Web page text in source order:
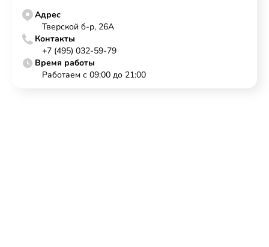
Адрес
Тверской б-р, 26А
Контакты
+7 (495) 032-59-79
Время работы
Работаем с 09:00 до 21:00